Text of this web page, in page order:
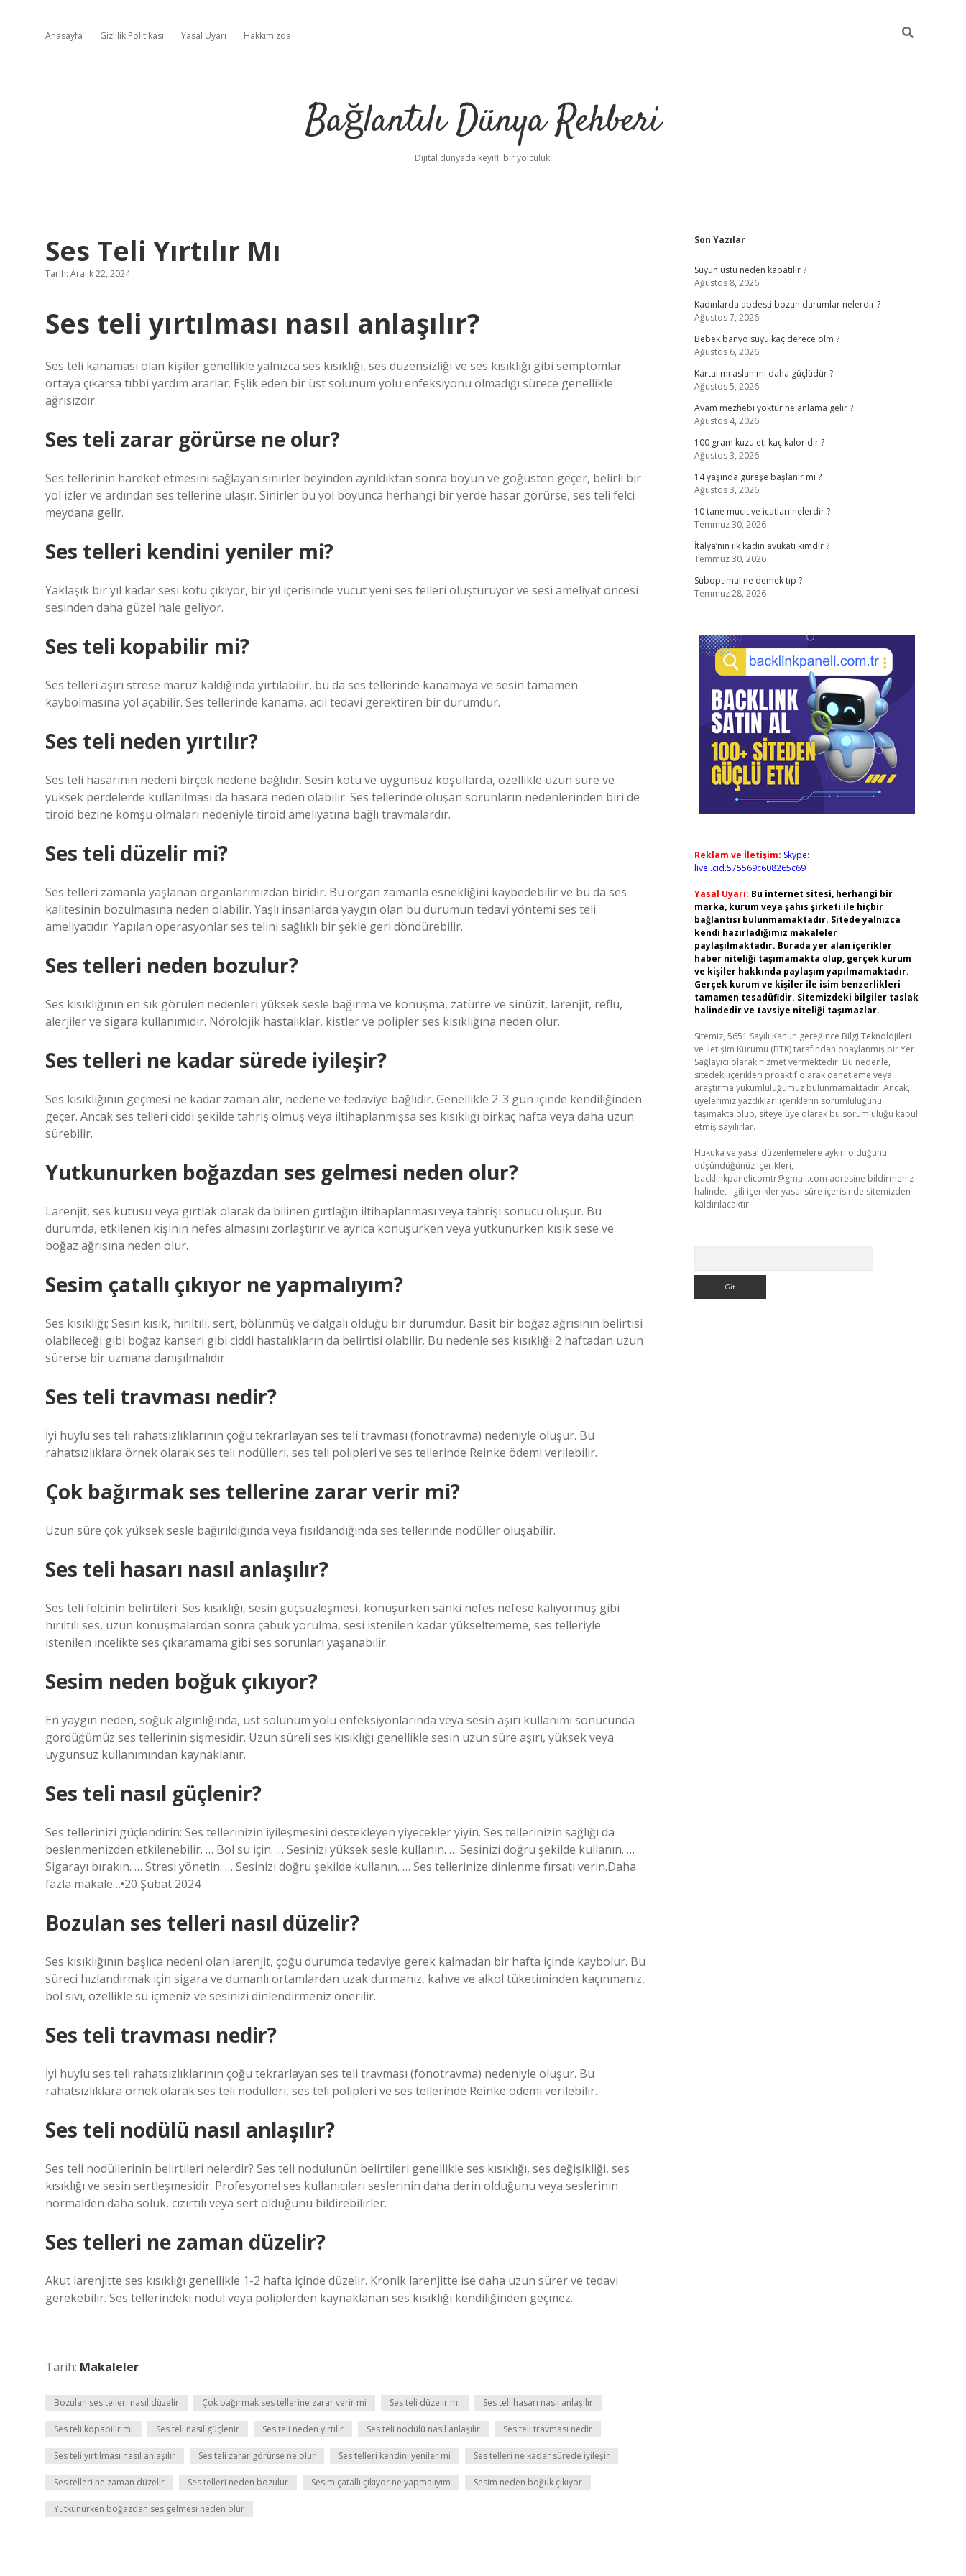
Anasayfa Gizlilik Politikası Yasal Uyarı Hakkımızda
Bağlantılı Dünya Rehberi
Dijital dünyada keyifli bir yolculuk!
Ses Teli Yırtılır Mı
Tarih: Aralık 22, 2024
Ses teli yırtılması nasıl anlaşılır?
Ses teli kanaması olan kişiler genellikle yalnızca ses kısıklığı, ses düzensizliği ve ses kısıklığı gibi semptomlar
ortaya çıkarsa tıbbi yardım ararlar. Eşlik eden bir üst solunum yolu enfeksiyonu olmadığı sürece genellikle
ağrısızdır.
Ses teli zarar görürse ne olur?
Ses tellerinin hareket etmesini sağlayan sinirler beyinden ayrıldıktan sonra boyun ve göğüsten geçer, belirli bir
yol izler ve ardından ses tellerine ulaşır. Sinirler bu yol boyunca herhangi bir yerde hasar görürse, ses teli felci
meydana gelir.
Ses telleri kendini yeniler mi?
Yaklaşık bir yıl kadar sesi kötü çıkıyor, bir yıl içerisinde vücut yeni ses telleri oluşturuyor ve sesi ameliyat öncesi
sesinden daha güzel hale geliyor.
Ses teli kopabilir mi?
Ses telleri aşırı strese maruz kaldığında yırtılabilir, bu da ses tellerinde kanamaya ve sesin tamamen
kaybolmasına yol açabilir. Ses tellerinde kanama, acil tedavi gerektiren bir durumdur.
Ses teli neden yırtılır?
Ses teli hasarının nedeni birçok nedene bağlıdır. Sesin kötü ve uygunsuz koşullarda, özellikle uzun süre ve
yüksek perdelerde kullanılması da hasara neden olabilir. Ses tellerinde oluşan sorunların nedenlerinden biri de
tiroid bezine komşu olmaları nedeniyle tiroid ameliyatına bağlı travmalardır.
Ses teli düzelir mi?
Ses telleri zamanla yaşlanan organlarımızdan biridir. Bu organ zamanla esnekliğini kaybedebilir ve bu da ses
kalitesinin bozulmasına neden olabilir. Yaşlı insanlarda yaygın olan bu durumun tedavi yöntemi ses teli
ameliyatıdır. Yapılan operasyonlar ses telini sağlıklı bir şekle geri döndürebilir.
Ses telleri neden bozulur?
Ses kısıklığının en sık görülen nedenleri yüksek sesle bağırma ve konuşma, zatürre ve sinüzit, larenjit, reflü,
alerjiler ve sigara kullanımıdır. Nörolojik hastalıklar, kistler ve polipler ses kısıklığına neden olur.
Ses telleri ne kadar sürede iyileşir?
Ses kısıklığının geçmesi ne kadar zaman alır, nedene ve tedaviye bağlıdır. Genellikle 2-3 gün içinde kendiliğinden
geçer. Ancak ses telleri ciddi şekilde tahriş olmuş veya iltihaplanmışsa ses kısıklığı birkaç hafta veya daha uzun
sürebilir.
Yutkunurken boğazdan ses gelmesi neden olur?
Larenjit, ses kutusu veya gırtlak olarak da bilinen gırtlağın iltihaplanması veya tahrişi sonucu oluşur. Bu
durumda, etkilenen kişinin nefes almasını zorlaştırır ve ayrıca konuşurken veya yutkunurken kısık sese ve
boğaz ağrısına neden olur.
Sesim çatallı çıkıyor ne yapmalıyım?
Ses kısıklığı; Sesin kısık, hırıltılı, sert, bölünmüş ve dalgalı olduğu bir durumdur. Basit bir boğaz ağrısının belirtisi
olabileceği gibi boğaz kanseri gibi ciddi hastalıkların da belirtisi olabilir. Bu nedenle ses kısıklığı 2 haftadan uzun
sürerse bir uzmana danışılmalıdır.
Ses teli travması nedir?
İyi huylu ses teli rahatsızlıklarının çoğu tekrarlayan ses teli travması (fonotravma) nedeniyle oluşur. Bu
rahatsızlıklara örnek olarak ses teli nodülleri, ses teli polipleri ve ses tellerinde Reinke ödemi verilebilir.
Çok bağırmak ses tellerine zarar verir mi?
Uzun süre çok yüksek sesle bağırıldığında veya fısıldandığında ses tellerinde nodüller oluşabilir.
Ses teli hasarı nasıl anlaşılır?
Ses teli felcinin belirtileri: Ses kısıklığı, sesin güçsüzleşmesi, konuşurken sanki nefes nefese kalıyormuş gibi
hırıltılı ses, uzun konuşmalardan sonra çabuk yorulma, sesi istenilen kadar yükseltememe, ses telleriyle
istenilen incelikte ses çıkaramama gibi ses sorunları yaşanabilir.
Sesim neden boğuk çıkıyor?
En yaygın neden, soğuk algınlığında, üst solunum yolu enfeksiyonlarında veya sesin aşırı kullanımı sonucunda
gördüğümüz ses tellerinin şişmesidir. Uzun süreli ses kısıklığı genellikle sesin uzun süre aşırı, yüksek veya
uygunsuz kullanımından kaynaklanır.
Ses teli nasıl güçlenir?
Ses tellerinizi güçlendirin: Ses tellerinizin iyileşmesini destekleyen yiyecekler yiyin. Ses tellerinizin sağlığı da
beslenmenizden etkilenebilir. … Bol su için. … Sesinizi yüksek sesle kullanın. … Sesinizi doğru şekilde kullanın. …
Sigarayı bırakın. … Stresi yönetin. … Sesinizi doğru şekilde kullanın. … Ses tellerinize dinlenme fırsatı verin.Daha
fazla makale…•20 Şubat 2024
Bozulan ses telleri nasıl düzelir?
Ses kısıklığının başlıca nedeni olan larenjit, çoğu durumda tedaviye gerek kalmadan bir hafta içinde kaybolur. Bu
süreci hızlandırmak için sigara ve dumanlı ortamlardan uzak durmanız, kahve ve alkol tüketiminden kaçınmanız,
bol sıvı, özellikle su içmeniz ve sesinizi dinlendirmeniz önerilir.
Ses teli travması nedir?
İyi huylu ses teli rahatsızlıklarının çoğu tekrarlayan ses teli travması (fonotravma) nedeniyle oluşur. Bu
rahatsızlıklara örnek olarak ses teli nodülleri, ses teli polipleri ve ses tellerinde Reinke ödemi verilebilir.
Ses teli nodülü nasıl anlaşılır?
Ses teli nodüllerinin belirtileri nelerdir? Ses teli nodülünün belirtileri genellikle ses kısıklığı, ses değişikliği, ses
kısıklığı ve sesin sertleşmesidir. Profesyonel ses kullanıcıları seslerinin daha derin olduğunu veya seslerinin
normalden daha soluk, cızırtılı veya sert olduğunu bildirebilirler.
Ses telleri ne zaman düzelir?
Akut larenjitte ses kısıklığı genellikle 1-2 hafta içinde düzelir. Kronik larenjitte ise daha uzun sürer ve tedavi
gerekebilir. Ses tellerindeki nodül veya poliplerden kaynaklanan ses kısıklığı kendiliğinden geçmez.
Tarih: Makaleler
Bozulan ses telleri nasıl düzelir Çok bağırmak ses tellerine zarar verir mi Ses teli düzelir mi Ses teli hasarı nasıl anlaşılır
Ses teli kopabilir mi Ses teli nasıl güçlenir Ses teli neden yırtılır Ses teli nodülü nasıl anlaşılır Ses teli travması nedir
Ses teli yırtılması nasıl anlaşılır Ses teli zarar görürse ne olur Ses telleri kendini yeniler mi Ses telleri ne kadar sürede iyileşir
Ses telleri ne zaman düzelir Ses telleri neden bozulur Sesim çatallı çıkıyor ne yapmalıyım Sesim neden boğuk çıkıyor
Yutkunurken boğazdan ses gelmesi neden olur
Sidebar
Son Yazılar
Suyun üstü neden kapatılır ?
Ağustos 8, 2026
Kadınlarda abdesti bozan durumlar nelerdir ?
Ağustos 7, 2026
Bebek banyo suyu kaç derece olm ?
Ağustos 6, 2026
Kartal mı aslan mı daha güçlüdür ?
Ağustos 5, 2026
Avam mezhebi yoktur ne anlama gelir ?
Ağustos 4, 2026
100 gram kuzu eti kaç kaloridir ?
Ağustos 3, 2026
14 yaşında güreşe başlanır mı ?
Ağustos 3, 2026
10 tane mucit ve icatları nelerdir ?
Temmuz 30, 2026
İtalya’nın ilk kadın avukatı kimdir ?
Temmuz 30, 2026
Suboptimal ne demek tıp ?
Temmuz 28, 2026
Reklam ve İletişim: Skype:
live:.cid.575569c608265c69
Yasal Uyarı: Bu internet sitesi, herhangi bir
marka, kurum veya şahıs şirketi ile hiçbir
bağlantısı bulunmamaktadır. Sitede yalnızca
kendi hazırladığımız makaleler
paylaşılmaktadır. Burada yer alan içerikler
haber niteliği taşımamakta olup, gerçek kurum
ve kişiler hakkında paylaşım yapılmamaktadır.
Gerçek kurum ve kişiler ile isim benzerlikleri
tamamen tesadüfidir. Sitemizdeki bilgiler taslak
halindedir ve tavsiye niteliği taşımazlar.
Sitemiz, 5651 Sayılı Kanun gereğince Bilgi Teknolojileri
ve İletişim Kurumu (BTK) tarafından onaylanmış bir Yer
Sağlayıcı olarak hizmet vermektedir. Bu nedenle,
sitedeki içerikleri proaktif olarak denetleme veya
araştırma yükümlülüğümüz bulunmamaktadır. Ancak,
üyelerimiz yazdıkları içeriklerin sorumluluğunu
taşımakta olup, siteye üye olarak bu sorumluluğu kabul
etmiş sayılırlar.
Hukuka ve yasal düzenlemelere aykırı olduğunu
düşündüğünüz içerikleri,
backlinkpanelicomtr@gmail.com adresine bildirmeniz
halinde, ilgili içerikler yasal süre içerisinde sitemizden
kaldırılacaktır.